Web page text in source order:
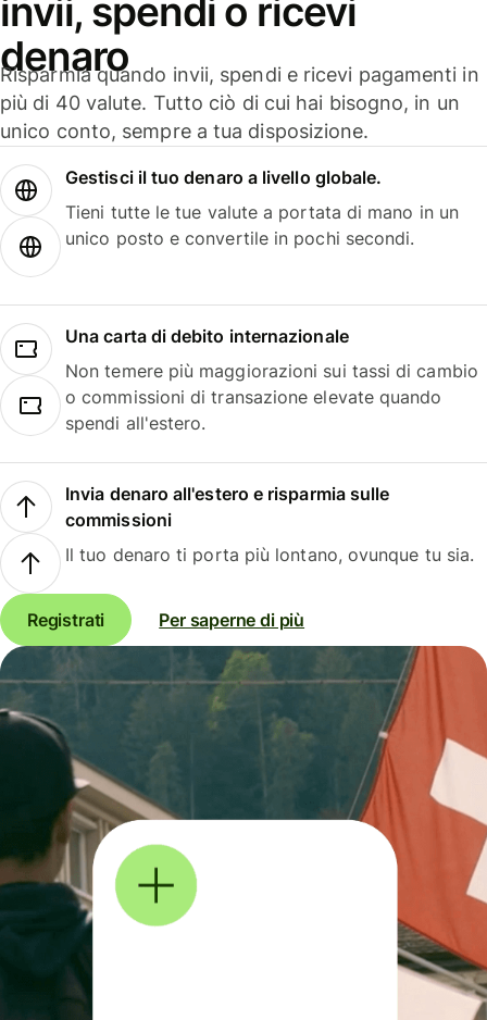
invii, spendi o ricevi
denaro
Risparmia quando invii, spendi e ricevi pagamenti in
più di 40 valute. Tutto ciò di cui hai bisogno, in un
unico conto, sempre a tua disposizione.
Gestisci il tuo denaro a livello globale.
Tieni tutte le tue valute a portata di mano in un
unico posto e convertile in pochi secondi.
Una carta di debito internazionale
Non temere più maggiorazioni sui tassi di cambio
o commissioni di transazione elevate quando
spendi all'estero.
Invia denaro all'estero e risparmia sulle
commissioni
Il tuo denaro ti porta più lontano, ovunque tu sia.
Registrati Per saperne di più